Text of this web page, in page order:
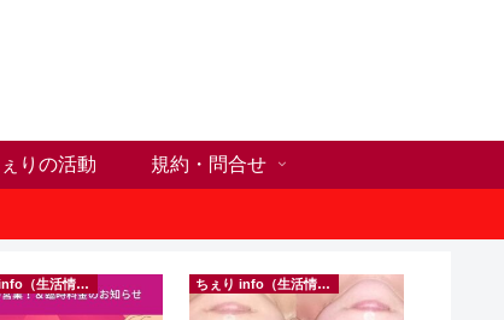
りの活動 規約・問合せ
ちぇり info（生活情報） ちぇり info（生活情報）